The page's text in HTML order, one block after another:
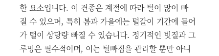
한 요소입니다. 이 견종은 계절에 따라 털이 많이 빠
질 수 있으며, 특히 봄과 가을에는 털갈이 기간에 들어
가 털이 상당량 빠질 수 있습니다. 정기적인 빗질과 그
루밍은 필수적이며, 이는 털빠짐을 관리할 뿐만 아니